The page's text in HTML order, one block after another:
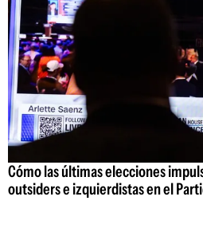
Cómo las últimas elecciones
outsiders e izquierdistas en el